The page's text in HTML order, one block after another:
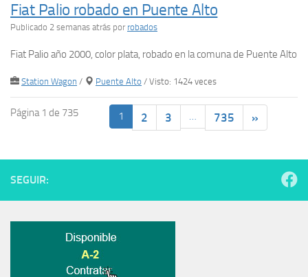
Fiat Palio robado en Puente Alto
Publicado 2 semanas atrás por robados
Fiat Palio año 2000, color plata, robado en la comuna de Puente Alto
Station Wagon / Puente Alto / Visto: 1424 veces
Página 1 de 735 1 2 3 … 735 »
SEGUIR: